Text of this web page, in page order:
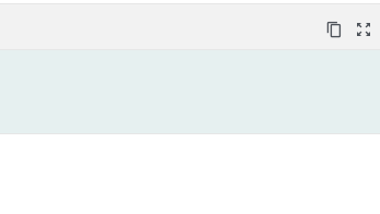
content_copy zoom_out_map